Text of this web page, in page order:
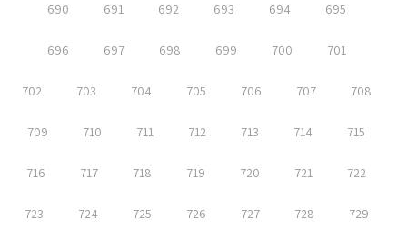
690 691 692 693 694 695
696 697 698 699 700 701
702 703 704 705 706 707 708
709 710 711 712 713 714 715
716 717 718 719 720 721 722
723 724 725 726 727 728 729